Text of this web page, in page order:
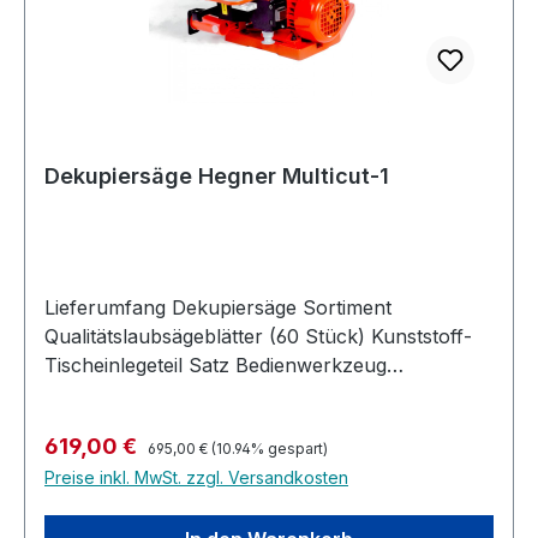
Dekupiersäge Hegner Multicut-1
Lieferumfang Dekupiersäge Sortiment
Qualitätslaubsägeblätter (60 Stück) Kunststoff-
Tischeinlegeteil Satz Bedienwerkzeug
Hobbybastler. Einfach und leistungsfähig,
insbesondere bei feinen Arbeiten. Aufbau aus
Grauguß Motor für Dauerbetrieb ausgelegt
Verkaufspreis:
619,00 € Regulärer Preis:
695,00 € (10.94% gespart)
Preise inkl. MwSt. zzgl. Versandkosten